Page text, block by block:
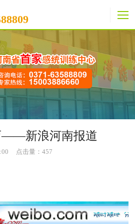
——新浪河南报道
点击量：457